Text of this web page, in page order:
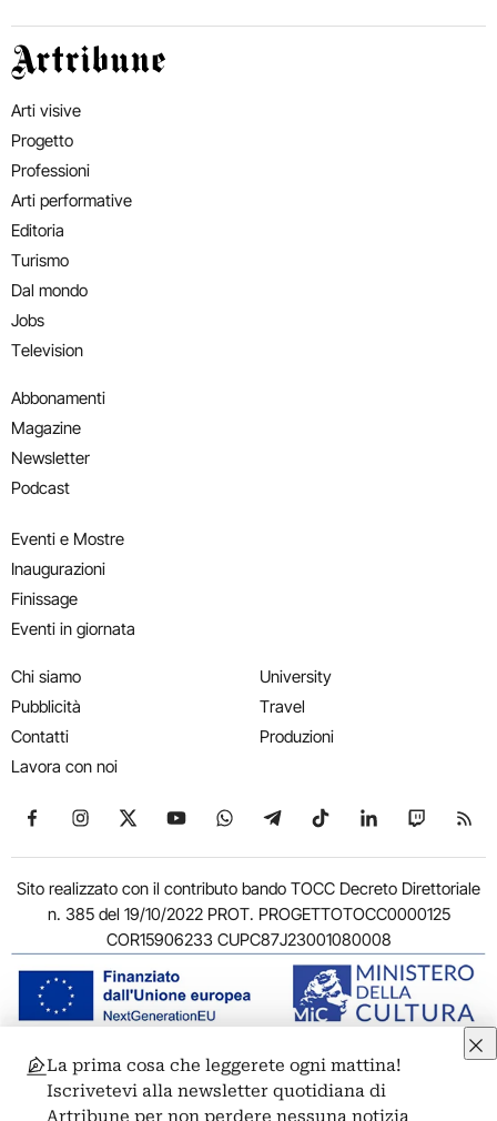
Artribune
Arti visive
Progetto
Professioni
Arti performative
Editoria
Turismo
Dal mondo
Jobs
Television
Abbonamenti
Magazine
Newsletter
Podcast
Eventi e Mostre
Inaugurazioni
Finissage
Eventi in giornata
Chi siamo
Pubblicità
Contatti
Lavora con noi
University
Travel
Produzioni
Seguici su Facebook
Seguici su Instagram
Seguici su X
Seguici su YouTube
Seguici su WhatsApp
Seguici su Telegram
Seguici su TikTok
Seguici su
Seguici
Sito realizzato con il contributo bando TOCC Decreto Direttoriale
n. 385 del 19/10/2022 PROT. PROGETTOTOCC0000125
COR15906233 CUPC87J23001080008
© 2011-2026 ARTRIBUNE srl – Corso Vittorio Emanuele II, 287 –
00186 Roma - P.I. 11381581005
La prima cosa che leggerete ogni mattina!
Iscrivetevi alla newsletter quotidiana di
Artribune per non perdere nessuna notizia